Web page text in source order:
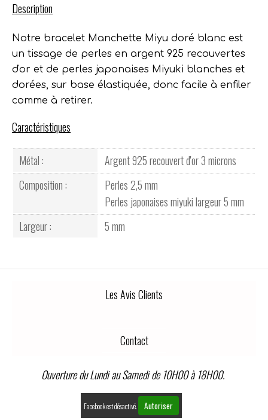
Description
Notre bracelet Manchette Miyu doré blanc est
un tissage de perles en argent 925 recouvertes
d'or et de perles japonaises Miyuki blanches et
dorées, sur base élastiquée, donc facile à enfiler
comme à retirer.
Caractéristiques
Métal :
Argent 925 recouvert d'or 3 microns
Composition :
Perles 2,5 mm
Perles japonaises miyuki largeur 5 mm
Largeur :
5 mm
Les Avis Clients
Contact
Ouverture du Lundi au Samedi de 10H00 à 18H00.
Facebook est désactivé. Autoriser